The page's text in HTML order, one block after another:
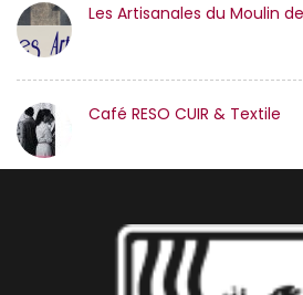
Les Artisanales du Moulin
Café RESO CUIR & Textile